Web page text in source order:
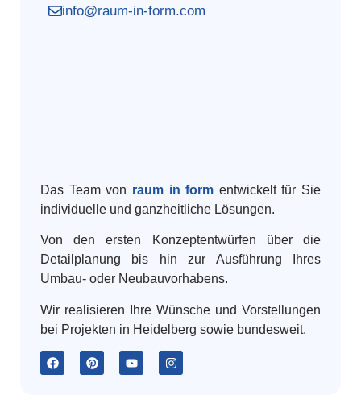
info@raum-in-form.com
Das Team von raum in form entwickelt für Sie
individuelle und ganzheitliche Lösungen.
Von den ersten Konzeptentwürfen über die
Detailplanung bis hin zur Ausführung Ihres
Umbau- oder Neubauvorhabens.
Wir realisieren Ihre Wünsche und Vorstellungen
bei Projekten in Heidelberg sowie bundesweit.